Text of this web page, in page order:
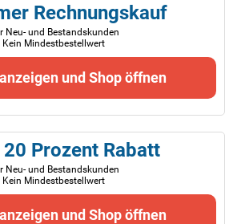
Rechnungskauf
Neu- und Bestandskunden
Kein Mindestbestellwert
und Shop öffnen
20 Prozent Rabatt
Neu- und Bestandskunden
Kein Mindestbestellwert
und Shop öffnen